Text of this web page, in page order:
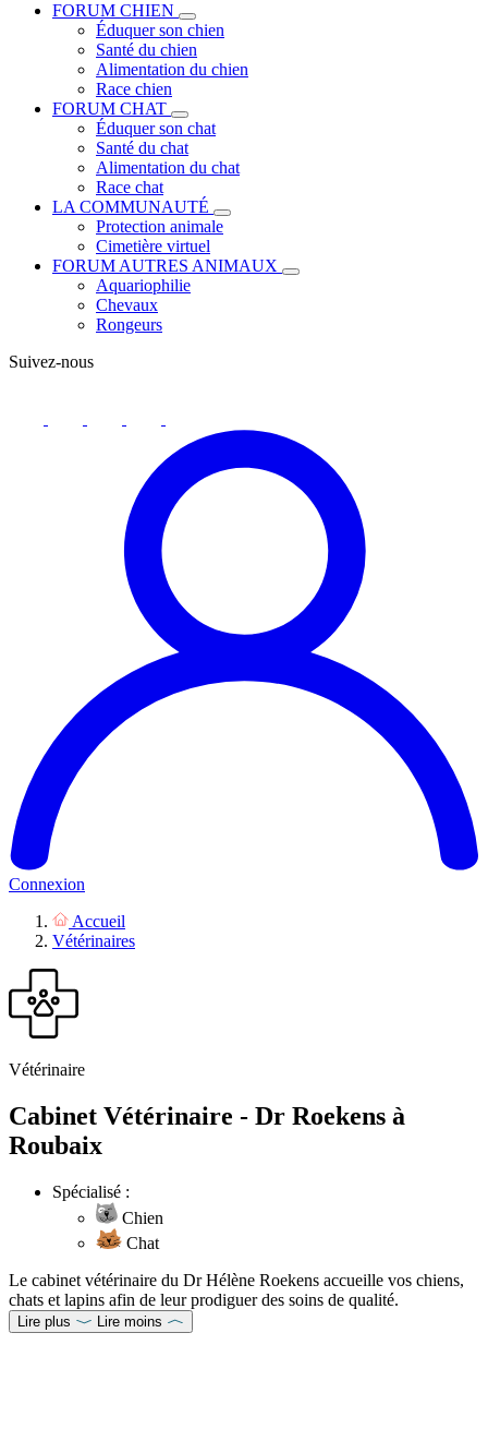
FORUM CHIEN
Éduquer son chien
Santé du chien
Alimentation du chien
Race chien
FORUM CHAT
Éduquer son chat
Santé du chat
Alimentation du chat
Race chat
LA COMMUNAUTÉ
Protection animale
Cimetière virtuel
FORUM AUTRES ANIMAUX
Aquariophilie
Chevaux
Rongeurs
Suivez-nous
Connexion
Accueil
Vétérinaires
Vétérinaire
Cabinet Vétérinaire - Dr Roekens à
Roubaix
Spécialisé :
Chien
Chat
Le cabinet vétérinaire du Dr Hélène Roekens accueille vos chiens,
chats et lapins afin de leur prodiguer des soins de qualité.
Lire plus Lire moins